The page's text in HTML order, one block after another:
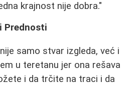
krajnost nije dobra."
Prednosti
samo stvar izgleda, već i
u teretanu jer ona rešava
i da trčite na traci i da